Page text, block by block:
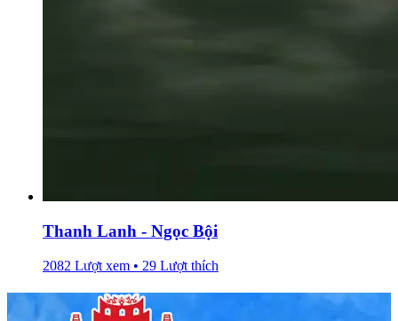
Thanh Lanh - Ngọc Bội
2082 Lượt xem • 29 Lượt thích